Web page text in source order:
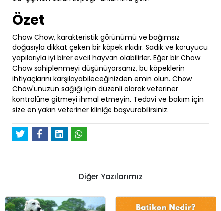
Özet
Chow Chow, karakteristik görünümü ve bağımsız
doğasıyla dikkat çeken bir köpek ırkıdır. Sadık ve koruyucu
yapılarıyla iyi birer evcil hayvan olabilirler. Eğer bir Chow
Chow sahiplenmeyi düşünüyorsanız, bu köpeklerin
ihtiyaçlarını karşılayabileceğinizden emin olun. Chow
Chow'unuzun sağlığı için düzenli olarak veteriner
kontrolüne gitmeyi ihmal etmeyin. Tedavi ve bakım için
size en yakın veteriner kliniğe başvurabilirsiniz.
Diğer Yazılarımız